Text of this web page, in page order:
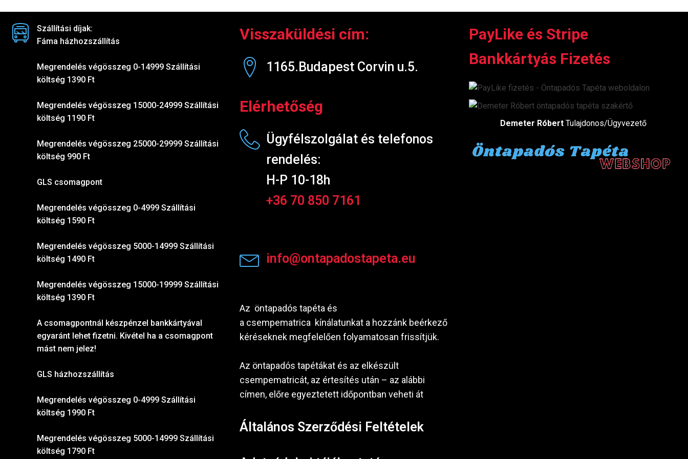
Szállítási díjak:
Fáma házhozszállítás
Megrendelés végösszeg 0-14999 Szállítási
költség 1390 Ft
Megrendelés végösszeg 15000-24999 Szállítási
költség 1190 Ft
Megrendelés végösszeg 25000-29999 Szállítási
költség 990 Ft
GLS csomagpont
Megrendelés végösszeg 0-4999 Szállítási
költség 1590 Ft
Megrendelés végösszeg 5000-14999 Szállítási
költség 1490 Ft
Megrendelés végösszeg 15000-19999 Szállítási
költség 1390 Ft
A csomagpontnál készpénzel bankkártyával
egyaránt lehet fizetni. Kivétel ha a csomagpont
mást nem jelez!
GLS házhozszállítás
Megrendelés végösszeg 0-4999 Szállítási
költség 1990 Ft
Megrendelés végösszeg 5000-14999 Szállítási
költség 1790 Ft
Visszaküldési cím:
1165.Budapest Corvin u.5.
Elérhetőség
Ügyfélszolgálat és telefonos
rendelés:
H-P 10-18h
+36 70 850 7161
info@ontapadostapeta.eu
Az öntapadós tapéta és
a csempematrica kínálatunkat a hozzánk beérkező
kéréseknek megfelelően folyamatosan frissítjük.
Az öntapadós tapétákat és az elkészült
csempematricát, az értesítés után – az alábbi
címen, előre egyeztetett időpontban veheti át
Általános Szerződési Feltételek
PayLike és Stripe
Bankkártyás Fizetés
Demeter RóbertTulajdonos/Ügyvezető